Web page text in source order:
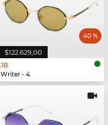
$122.629,00
40 %
JB
Writer - 4